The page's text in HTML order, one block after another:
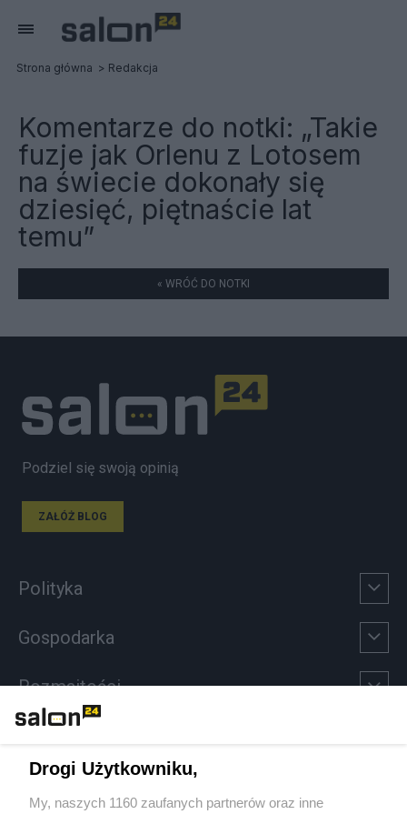
Strona główna Redakcja
Komentarze do notki: „Takie
fuzje jak Orlenu z Lotosem
na świecie dokonały się
dziesięć, piętnaście lat
temu”
« WRÓĆ DO NOTKI
Podziel się swoją opinią
ZAŁÓŻ BLOG
Polityka
Gospodarka
Rozmaitości
Sport
Drogi Użytkowniku,
My, naszych 1160 zaufanych partnerów oraz inne